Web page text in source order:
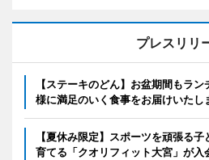
プレスリリ
【ステーキのどん】お盆期間もラ
様に満足のいく食事をお届けいたし
【夏休み限定】スポーツを頑張る
育てる「クオリフィット大宮」が